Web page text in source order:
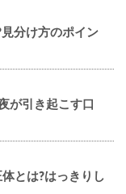
分け方のポイン
が引き起こす口
とは?はっきりし